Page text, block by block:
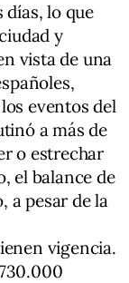
días, lo que
y
vista de una
eventos del
a más de
o estrechar
el balance de
a pesar de la
vigencia.